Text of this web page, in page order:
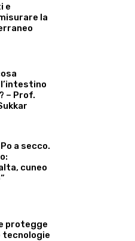
e
la
– Prof.
a secco.
cuneo
protegge
tecnologie